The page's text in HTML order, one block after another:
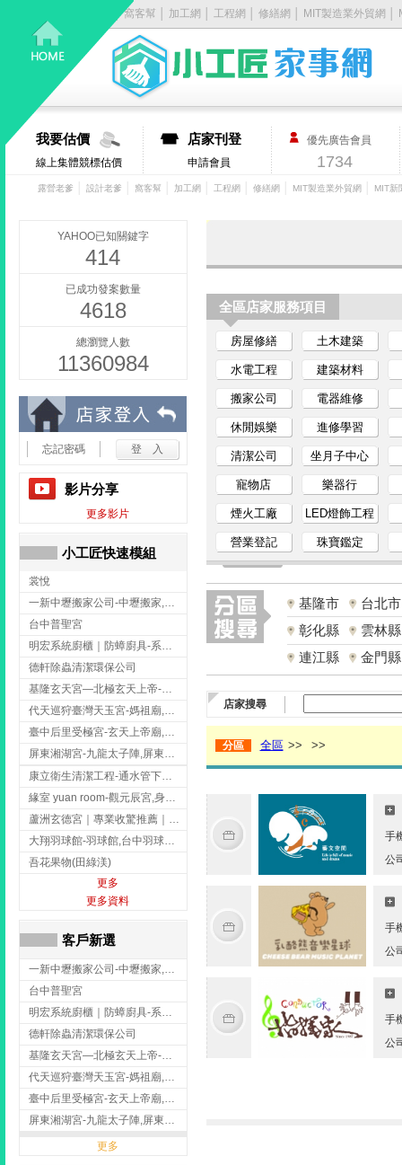
居
家
大
小
事，
找
它
有
丿
步-
小
匠
家
事
│窩客幫 加工網 工程網 修繕網 MIT製造業外貿網
我要估價
線上集體競標估價
店家刊登
申請會員
優先廣告會員
1734
露營老爹 設計老爹 窩客幫 加工網│ 工程網│ 修繕網│ MIT製造業外貿網│ MIT新
YAHOO已知關鍵字
414
已成功發案數量
4618
總瀏覽人數
11360984
忘記密碼
影片分享
更多影片
小工匠快速模組
裳悅
一新中壢搬家公司-中壢搬家,中壢搬家公司推薦,桃園搬家推薦,桃園搬家公司
台中普聖宮
明宏系統廚櫃｜防蟑廚具-系統廚櫃安裝,台中系統廚櫃安裝,彰化系統廚櫃安裝,台南系統廚櫃安裝,台中防蟑
德軒除蟲清潔環保公司
基隆玄天宮—北極玄天上帝-玄天上帝廟,拜玄天上帝,基隆玄天上帝廟,安樂區玄天上帝廟,
代天巡狩臺灣天玉宮-媽祖廟,拜媽祖,雲林媽祖廟,雲林拜媽祖,
臺中后里受極宮-玄天上帝廟,拜玄天上帝,台中玄天上帝廟,后里玄天上帝廟,
屏東湘湖宮-九龍太子陣,屏東九龍太子陣
康立衛生清潔工程-通水管下水道 清排水溝 台北抽水肥 台北洗污水管 桃園洗污水管下水道
緣室 yuan room-觀元辰宮,身心靈課程,台中觀元辰宮,台中身心靈課程,西屯觀元辰宮
蘆洲玄德宮｜專業收驚推薦｜問事服務｜點燈祭改｜補財補運-玄天上帝廟,問事,台北玄天上帝廟,蘆洲問事,
大翔羽球館-羽球館,台中羽球館,台中羽球場地出租,台中專業羽球館
吾花果物(田綠渼)
更多
更多資料
客戶新選
一新中壢搬家公司-中壢搬家,中壢搬家公司推薦,桃園搬家推薦,桃園搬家公司
台中普聖宮
明宏系統廚櫃｜防蟑廚具-系統廚櫃安裝,台中系統廚櫃安裝,彰化系統廚櫃安裝,台南系統廚櫃安裝,台中防蟑
德軒除蟲清潔環保公司
基隆玄天宮—北極玄天上帝-玄天上帝廟,拜玄天上帝,基隆玄天上帝廟,安樂區玄天上帝廟,
代天巡狩臺灣天玉宮-媽祖廟,拜媽祖,雲林媽祖廟,雲林拜媽祖,
臺中后里受極宮-玄天上帝廟,拜玄天上帝,台中玄天上帝廟,后里玄天上帝廟,
屏東湘湖宮-九龍太子陣,屏東九龍太子陣
更多
全區店家服務項目
房屋修繕 土木建築
水電工程 建築材料
搬家公司 電器維修
休閒娛樂 進修學習
清潔公司 坐月子中心
寵物店 樂器行
煙火工廠 LED燈飾工程
營業登記 珠寶鑑定
基隆市
台北市
彰化縣
雲林縣
連江縣
金門縣
店家搜尋
分區 全區 >> >>
手
公
手
公
手
公